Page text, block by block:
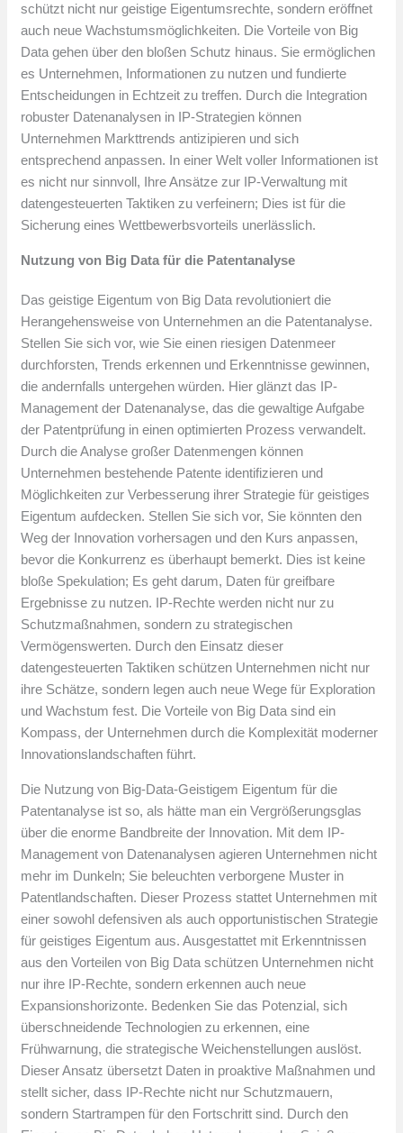
schützt nicht nur geistige Eigentumsrechte, sondern eröffnet
auch neue Wachstumsmöglichkeiten. Die Vorteile von Big
Data gehen über den bloßen Schutz hinaus. Sie ermöglichen
es Unternehmen, Informationen zu nutzen und fundierte
Entscheidungen in Echtzeit zu treffen. Durch die Integration
robuster Datenanalysen in IP-Strategien können
Unternehmen Markttrends antizipieren und sich
entsprechend anpassen. In einer Welt voller Informationen ist
es nicht nur sinnvoll, Ihre Ansätze zur IP-Verwaltung mit
datengesteuerten Taktiken zu verfeinern; Dies ist für die
Sicherung eines Wettbewerbsvorteils unerlässlich.
Nutzung von Big Data für die Patentanalyse
Das geistige Eigentum von Big Data revolutioniert die
Herangehensweise von Unternehmen an die Patentanalyse.
Stellen Sie sich vor, wie Sie einen riesigen Datenmeer
durchforsten, Trends erkennen und Erkenntnisse gewinnen,
die andernfalls untergehen würden. Hier glänzt das IP-
Management der Datenanalyse, das die gewaltige Aufgabe
der Patentprüfung in einen optimierten Prozess verwandelt.
Durch die Analyse großer Datenmengen können
Unternehmen bestehende Patente identifizieren und
Möglichkeiten zur Verbesserung ihrer Strategie für geistiges
Eigentum aufdecken. Stellen Sie sich vor, Sie könnten den
Weg der Innovation vorhersagen und den Kurs anpassen,
bevor die Konkurrenz es überhaupt bemerkt. Dies ist keine
bloße Spekulation; Es geht darum, Daten für greifbare
Ergebnisse zu nutzen. IP-Rechte werden nicht nur zu
Schutzmaßnahmen, sondern zu strategischen
Vermögenswerten. Durch den Einsatz dieser
datengesteuerten Taktiken schützen Unternehmen nicht nur
ihre Schätze, sondern legen auch neue Wege für Exploration
und Wachstum fest. Die Vorteile von Big Data sind ein
Kompass, der Unternehmen durch die Komplexität moderner
Innovationslandschaften führt.
Die Nutzung von Big-Data-Geistigem Eigentum für die
Patentanalyse ist so, als hätte man ein Vergrößerungsglas
über die enorme Bandbreite der Innovation. Mit dem IP-
Management von Datenanalysen agieren Unternehmen nicht
mehr im Dunkeln; Sie beleuchten verborgene Muster in
Patentlandschaften. Dieser Prozess stattet Unternehmen mit
einer sowohl defensiven als auch opportunistischen Strategie
für geistiges Eigentum aus. Ausgestattet mit Erkenntnissen
aus den Vorteilen von Big Data schützen Unternehmen nicht
nur ihre IP-Rechte, sondern erkennen auch neue
Expansionshorizonte. Bedenken Sie das Potenzial, sich
überschneidende Technologien zu erkennen, eine
Frühwarnung, die strategische Weichenstellungen auslöst.
Dieser Ansatz übersetzt Daten in proaktive Maßnahmen und
stellt sicher, dass IP-Rechte nicht nur Schutzmauern,
sondern Startrampen für den Fortschritt sind. Durch den